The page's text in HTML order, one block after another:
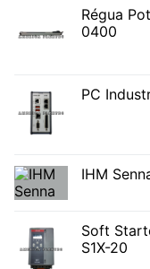
Régua
0400
PC
IHM
Soft
S1X-20